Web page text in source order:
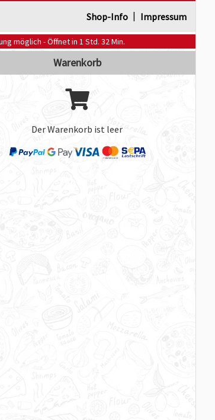
Shop-Info | Impressum
möglich - Öffnet in 1 Std. 32 Min.
Warenkorb
Der Warenkorb ist leer